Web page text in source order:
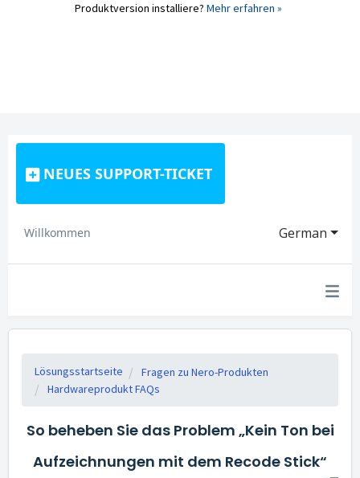
Produktversion installiere? Mehr erfahren »
NEUES SUPPORT-TICKET
German
Willkommen
Lösungsstartseite
Fragen zu Nero-Produkten
Hardwareprodukt FAQs
So beheben Sie das Problem „Kein Ton bei
Aufzeichnungen mit dem Recode Stick“